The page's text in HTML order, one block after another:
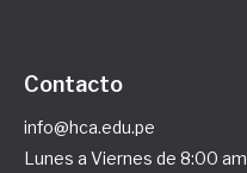
Contacto
info@hca.edu.pe
Lunes a Viernes de 8:00 am